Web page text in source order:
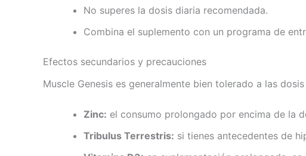
No superes la dosis diaria recomendada.
Combina el suplemento con un programa de
Efectos secundarios y precauciones
Muscle Genesis es generalmente bien tolerado a las
Zinc: el consumo prolongado por encima de la
Tribulus Terrestris: si tienes antecedentes de